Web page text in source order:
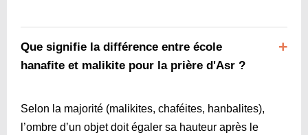
Que signifie la différence entre école
hanafite et malikite pour la prière d'Asr ?
Selon la majorité (malikites, chaféites, hanbalites),
l’ombre d’un objet doit égaler sa hauteur après le